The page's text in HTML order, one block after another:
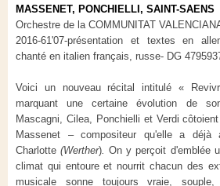
MASSENET, PONCHIELLI, SAINT-SAENS
Orchestre de la COMMUNITAT
2016-61'07-présentation et textes en
chanté en italien français, russe- DG
Voici un nouveau récital intitulé «
marquant une certaine évolution de
Mascagni, Cilea, Ponchielli et Verdi
Massenet – compositeur qu'elle a déjà
Charlotte(Werther) On y perçoit d'emblée
climat qui entoure et nourrit chacun des
musicale sonne toujours vraie,